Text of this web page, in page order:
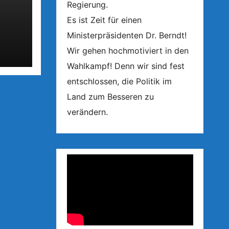
Regierung.
Es ist Zeit für einen
Ministerpräsidenten Dr. Berndt!
Wir gehen hochmotiviert in den
Wahlkampf! Denn wir sind fest
entschlossen, die Politik im
Land zum Besseren zu
verändern.